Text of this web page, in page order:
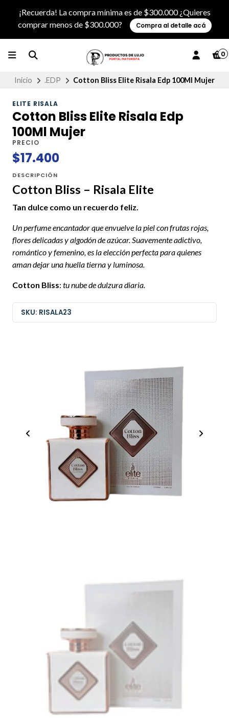
¡Recuerda! La compra mínima es de $300.000 ¿Quieres
comprar menos de $300.000?
Compra al detalle acá
0
Inicio .EDP Cotton Bliss Elite Risala Edp 100Ml Mujer
ELITE RISALA
Cotton Bliss Elite Risala Edp
100Ml Mujer
PRECIO
$17.400
DESCRIPCIÓN
Cotton Bliss – Risala Elite
Tan dulce como un recuerdo feliz.
Un perfume encantador que envuelve la piel con frutas rojas,
flores delicadas y algodón de azúcar. Suavemente adictivo,
romántico y femenino, es la elección perfecta para quienes
aman dejar una huella tierna y luminosa.
Cotton Bliss: tu nube de dulzura diaria.
SKU: RISALA23